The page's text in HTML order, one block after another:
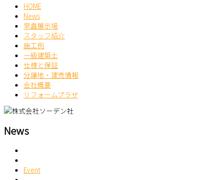
HOME
News
早島展示場
スタッフ紹介
施工例
一級建築士
仕様と保証
分譲地・建売情報
会社概要
リフォームプラザ
News
Event